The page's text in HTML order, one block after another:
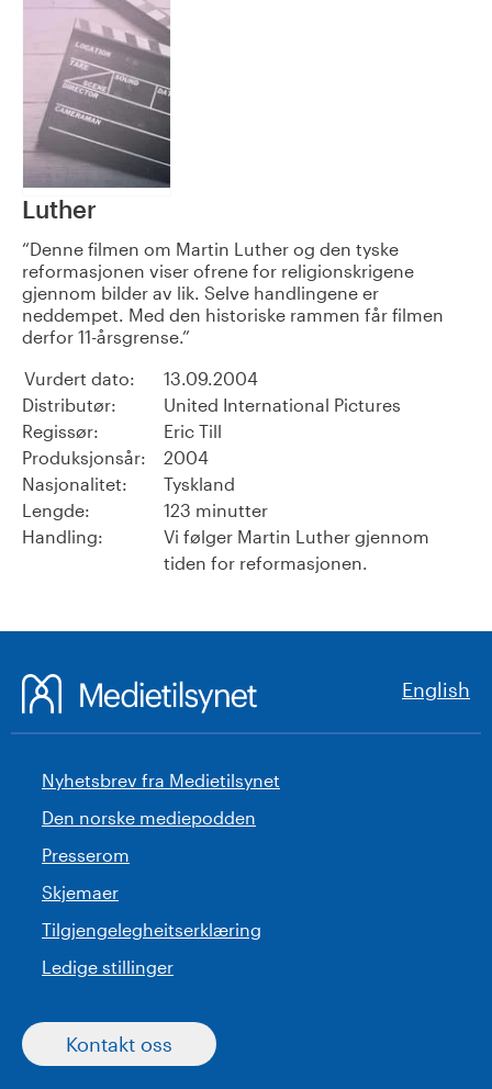
Luther
Denne filmen om Martin Luther og den tyske
reformasjonen viser ofrene for religionskrigene
gjennom bilder av lik. Selve handlingene er
neddempet. Med den historiske rammen får filmen
derfor 11-årsgrense.
Vurdert dato:
13.09.2004
Distributør:
United International Pictures
Regissør:
Eric Till
Produksjonsår:
2004
Nasjonalitet:
Tyskland
Lengde:
123 minutter
Handling:
Vi følger Martin Luther gjennom
tiden for reformasjonen.
English
Nyhetsbrev fra Medietilsynet
Den norske mediepodden
Presserom
Skjemaer
Tilgjengelegheitserklæring
Ledige stillinger
Kontakt oss